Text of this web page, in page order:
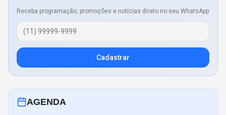
Receba programação, promoções e notícias direto no seu WhatsApp
Cadastrar
AGENDA